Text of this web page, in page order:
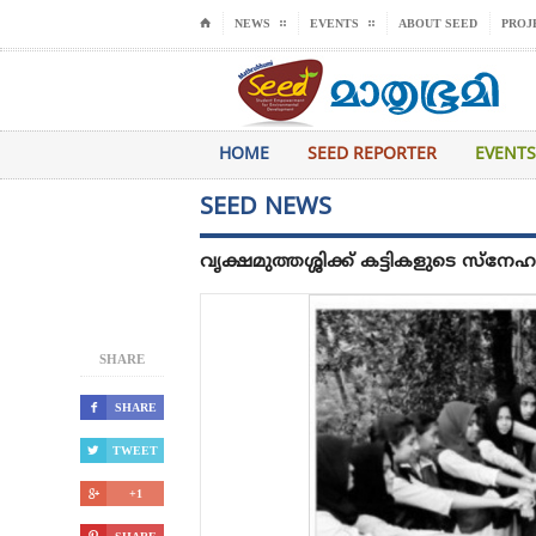
⌂ NEWS EVENTS ABOUT SEED
HOME SEED REPORTER EVENTS
SHARE
 SHARE
 TWEET
 +1
SEED NEWS
വൃക്ഷമുത്തശ്ശിക്ക് കട്ടികളുടെ